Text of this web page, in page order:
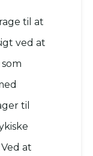
til at
ved at
til
at